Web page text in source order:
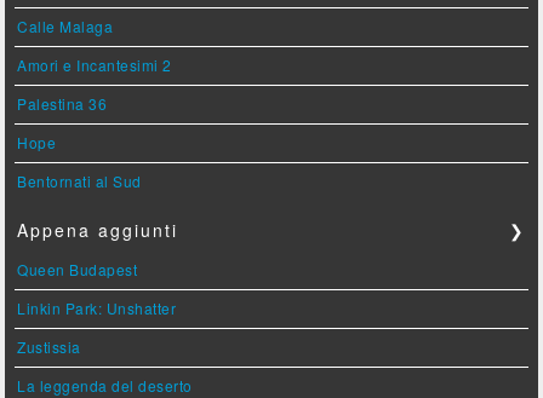
Calle Malaga
Amori e Incantesimi 2
Palestina 36
Hope
Bentornati al Sud
Appena aggiunti ❯
Queen Budapest
Linkin Park: Unshatter
Zustissia
La leggenda del deserto